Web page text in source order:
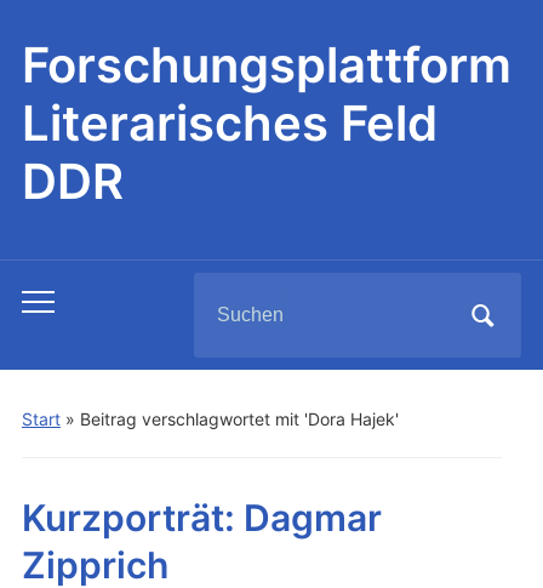
Forschungsplattform
Literarisches Feld
DDR
Toggle
menu
for:
Start» Beitrag verschlagwortet mit 'Dora Hajek'
Kurzporträt: Dagmar
Zipprich